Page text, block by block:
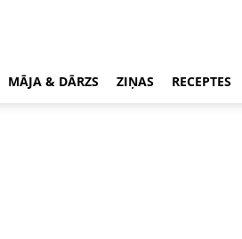
MĀJA & DĀRZS ZIŅAS RECEPTES